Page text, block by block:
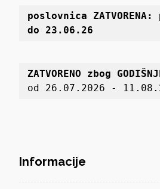
poslovnica
do 23.06.26
ZATVORENO zbog
od 26.07.2026 -
Informacije